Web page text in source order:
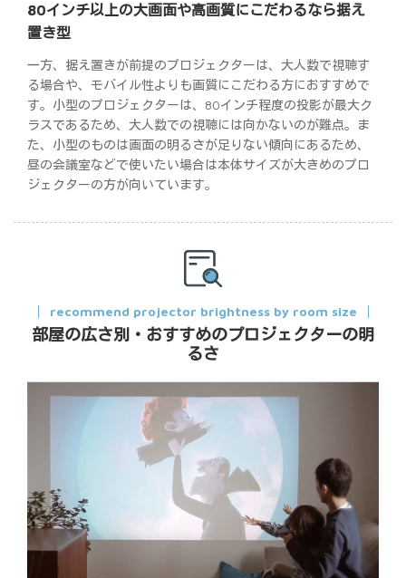
80インチ以上の大画面や高画質にこだわるなら据え
置き型
一方、据え置きが前提のプロジェクターは、大人数で視聴す
る場合や、モバイル性よりも画質にこだわる方におすすめで
す。小型のプロジェクターは、80インチ程度の投影が最大ク
ラスであるため、大人数での視聴には向かないのが難点。ま
た、小型のものは画面の明るさが足りない傾向にあるため、
昼の会議室などで使いたい場合は本体サイズが大きめのプロ
ジェクターの方が向いています。
recommend projector brightness by room size
部屋の広さ別・おすすめのプロジェクターの明
るさ